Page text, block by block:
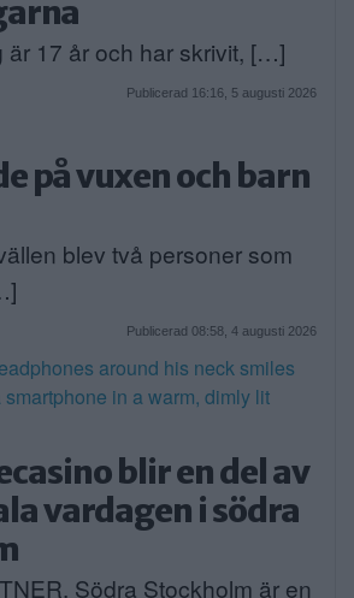
är 17 år och har skrivit, […]
Publicerad 16:16, 5 augusti 2026
på vuxen och barn
blev två personer som
Publicerad 08:58, 4 augusti 2026
blir en del av
vardagen i södra
Södra Stockholm är en